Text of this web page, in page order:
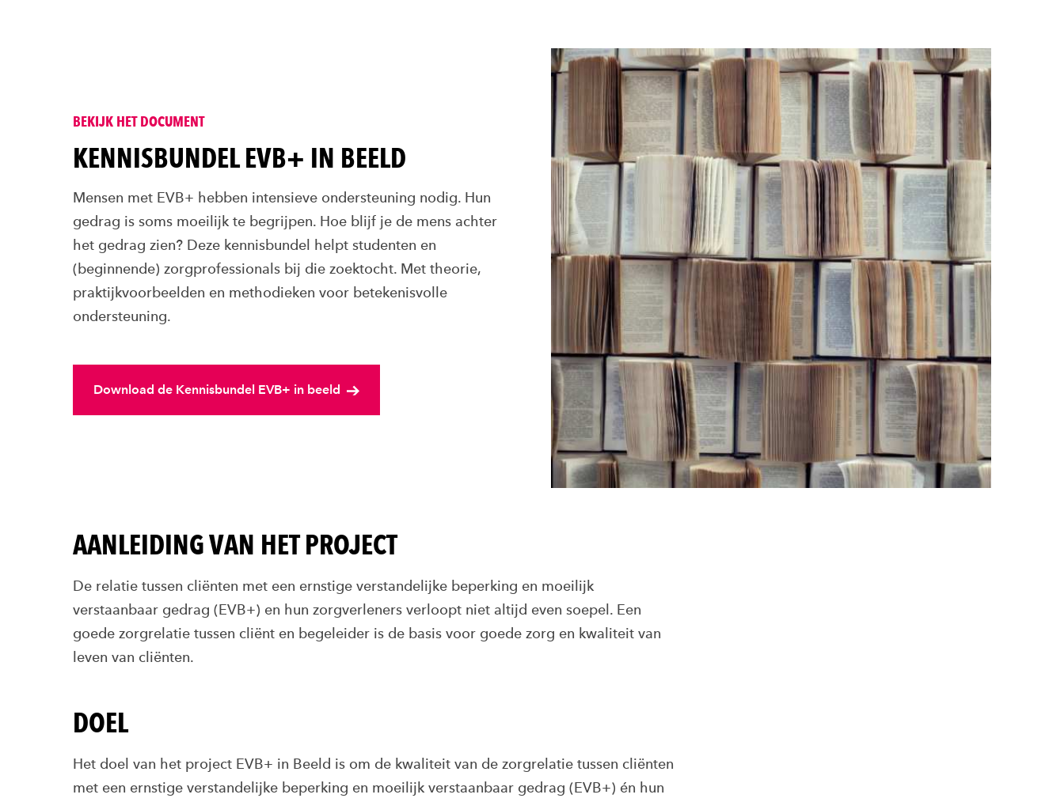
BEKIJK HET DOCUMENT
KENNISBUNDEL EVB+ IN BEELD
Mensen met EVB+ hebben intensieve ondersteuning nodig. Hun
gedrag is soms moeilijk te begrijpen. Hoe blijf je de mens achter
het gedrag zien? Deze kennisbundel helpt studenten en
(beginnende) zorgprofessionals bij die zoektocht. Met theorie,
praktijkvoorbeelden en methodieken voor betekenisvolle
ondersteuning.
Download de Kennisbundel EVB+ in beeld
AANLEIDING VAN HET PROJECT
De relatie tussen cliënten met een ernstige verstandelijke beperking en moeilijk
verstaanbaar gedrag (EVB+) en hun zorgverleners verloopt niet altijd even soepel . Een
goede zorgrelatie tussen cliënt en begeleider is de basis voor goede zorg en kwaliteit van
leven van cliënten.
DOEL
Het doel van het project EVB+ in Beeld is om de kwaliteit van de zorgrelatie tussen cliënten
met een ernstige verstandelijke beperking en moeilijk verstaanbaar gedrag (EVB+) én hun